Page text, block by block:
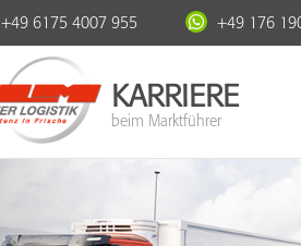
+49 6175 4007 955 +49 176
KARRIERE
beim Marktführer